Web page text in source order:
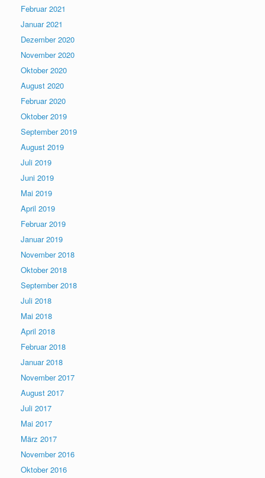
Februar 2021
Januar 2021
Dezember 2020
November 2020
Oktober 2020
August 2020
Februar 2020
Oktober 2019
September 2019
August 2019
Juli 2019
Juni 2019
Mai 2019
April 2019
Februar 2019
Januar 2019
November 2018
Oktober 2018
September 2018
Juli 2018
Mai 2018
April 2018
Februar 2018
Januar 2018
November 2017
August 2017
Juli 2017
Mai 2017
März 2017
November 2016
Oktober 2016